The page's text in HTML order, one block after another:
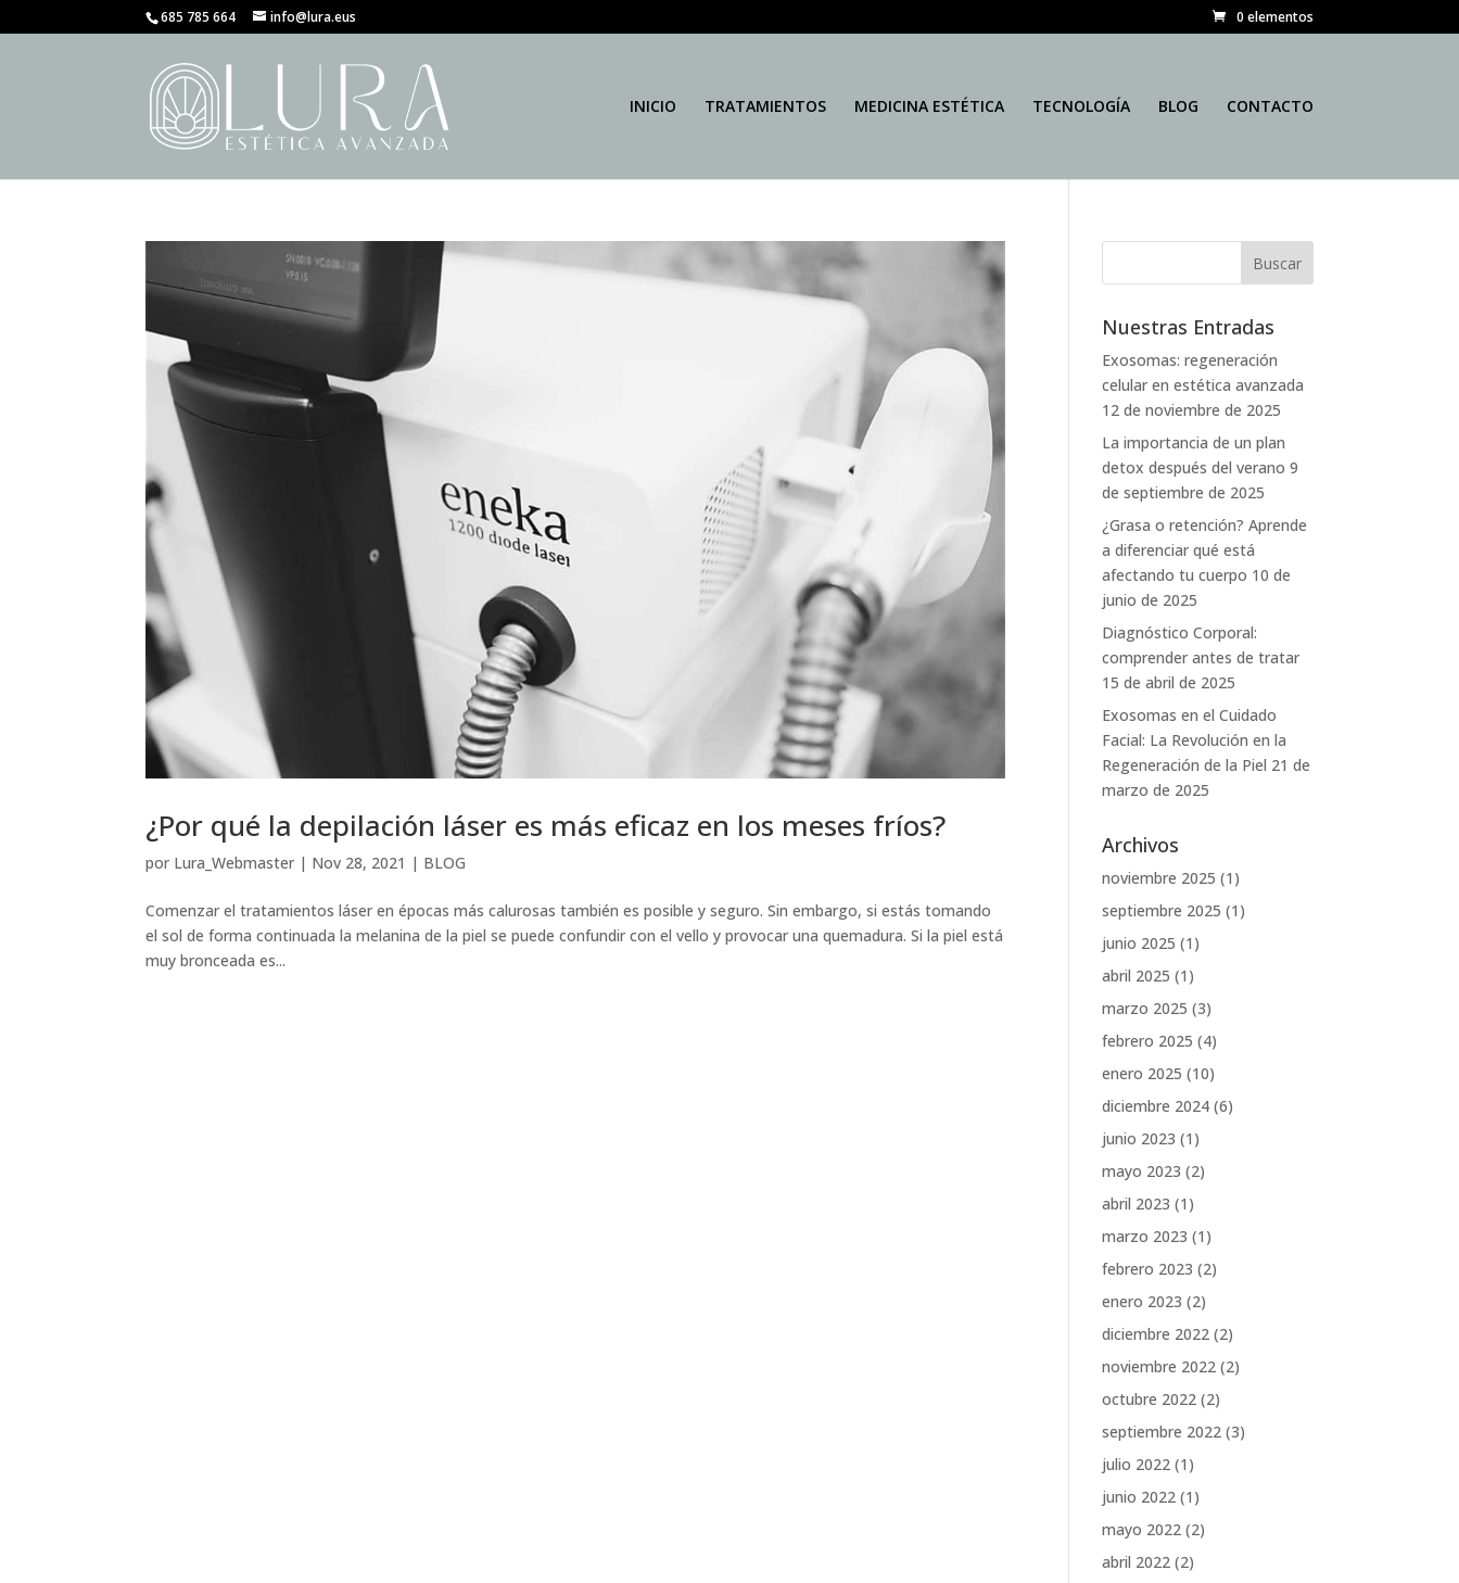
685 785 664 info@lura.eus 0 elementos
INICIO TRATAMIENTOS MEDICINA ESTÉTICA TECNOLOGÍA BLOG CONTACTO
¿Por qué la depilación láser es más eficaz en los meses fríos?
por Lura_Webmaster | Nov 28, 2021 | BLOG
Comenzar el tratamientos láser en épocas más calurosas también es posible y seguro. Sin embargo, si estás tomando
el sol de forma continuada la melanina de la piel se puede confundir con el vello y provocar una quemadura. Si la piel está
muy bronceada es...
Nuestras Entradas
Exosomas: regeneración
celular en estética avanzada
12 de noviembre de 2025
La importancia de un plan
detox después del verano 9
de septiembre de 2025
¿Grasa o retención? Aprende
a diferenciar qué está
afectando tu cuerpo 10 de
junio de 2025
Diagnóstico Corporal:
comprender antes de tratar
15 de abril de 2025
Exosomas en el Cuidado
Facial: La Revolución en la
Regeneración de la Piel 21 de
marzo de 2025
Archivos
noviembre 2025 (1)
septiembre 2025 (1)
junio 2025 (1)
abril 2025 (1)
marzo 2025 (3)
febrero 2025 (4)
enero 2025 (10)
diciembre 2024 (6)
junio 2023 (1)
mayo 2023 (2)
abril 2023 (1)
marzo 2023 (1)
febrero 2023 (2)
enero 2023 (2)
diciembre 2022 (2)
noviembre 2022 (2)
octubre 2022 (2)
septiembre 2022 (3)
julio 2022 (1)
junio 2022 (1)
mayo 2022 (2)
abril 2022 (2)